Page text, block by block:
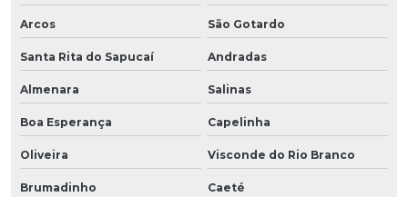
Arcos São Gotardo
Santa Rita do Sapucaí Andradas
Almenara Salinas
Boa Esperança Capelinha
Oliveira Visconde do Rio Branco
Brumadinho Caeté